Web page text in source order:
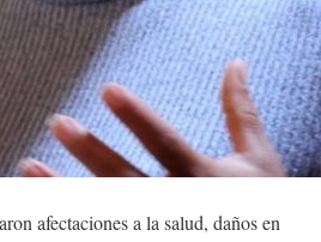
afectaciones a la salud, daños en